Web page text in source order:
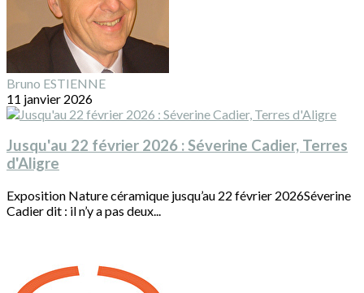
Bruno ESTIENNE
11 janvier 2026
Jusqu'au 22 février 2026 : Séverine Cadier, Terres
d'Aligre
Exposition Nature céramique jusqu’au 22 février 2026Séverine
Cadier dit : il n’y a pas deux...